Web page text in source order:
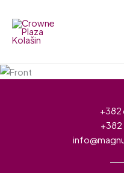
content
+382
+382